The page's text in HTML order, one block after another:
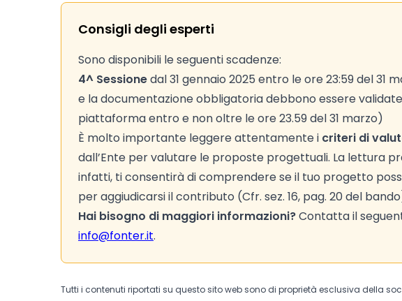
Consigli degli esperti
Sono disponibili le seguenti scadenze:
4^ Sessionedal 31 gennaio 2025 entro le ore 23:59 del 31
e la documentazione obbligatoria debbono essere
piattaforma entro e non oltre le ore 23.59 del 31 marzo)
È molto importante leggere attentamente i criteri di
dall’Ente per valutare le proposte progettuali. La lettura
infatti, ti consentirà di comprendere se il tuo progetto
per aggiudicarsi il contributo (Cfr. sez. 16, pag. 20 del
Hai bisogno di maggiori informazioni?Contatta il
info@fonter.it.
Tutti i contenuti riportati su questo sito web sono di proprietà esclusiva della